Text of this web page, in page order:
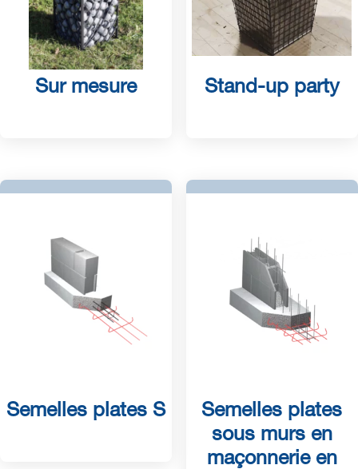
Sur mesure Stand-up party
Semelles plates S
Semelles plates
sous murs en
maçonnerie en